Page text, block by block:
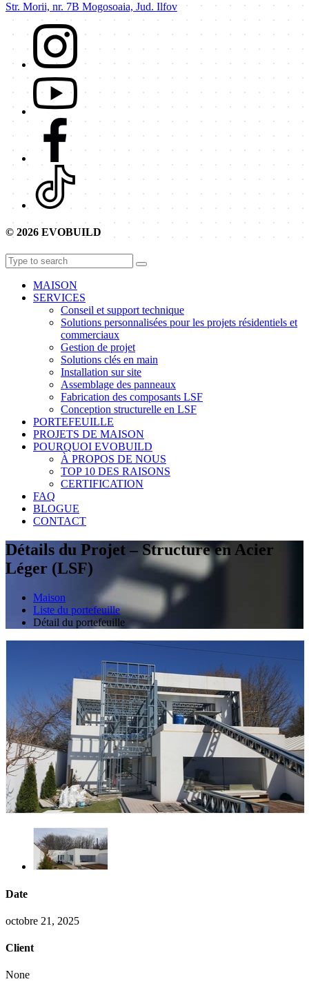
Str. Morii, nr. 7B Mogosoaia, Jud. Ilfov
© 2026 EVOBUILD
MAISON
SERVICES
Conseil et support technique
Solutions personnalisées pour les projets résidentiels et
commerciaux
Gestion de projet
Solutions clés en main
Installation sur site
Assemblage des panneaux
Fabrication des composants LSF
Conception structurelle en LSF
PORTEFEUILLE
PROJETS DE MAISON
POURQUOI EVOBUILD
À PROPOS DE NOUS
TOP 10 DES RAISONS
CERTIFICATION
FAQ
BLOGUE
CONTACT
Détails du Projet – Structure en Acier
Léger (LSF)
Maison
Liste du portefeuille
Détail du portefeuille
Date
octobre 21, 2025
Client
None